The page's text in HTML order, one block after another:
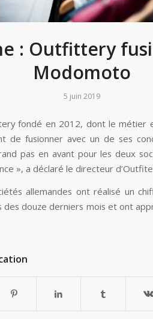
: Outfittery
Modomoto
5 juin 2019
fondé en 2012, dont le métier
de fusionner avec un de ses
pas en avant pour les deux
», a déclaré le directeur
allemandes ont réalisé un
des douze derniers mois et ont